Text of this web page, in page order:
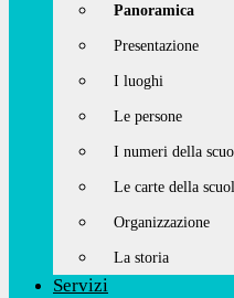
Panoramica
Presentazione
I luoghi
Le persone
I numeri della
Le carte della
Organizzazione
La storia
Servizi